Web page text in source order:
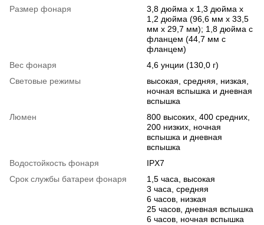
Размер фонаря
3,8 дюйма x 1,3 дюйма x
1,2 дюйма (96,6 мм x 33,5
мм x 29,7 мм); 1,8 дюйма с
фланцем (44,7 мм с
фланцем)
Вес фонаря
4,6 унции (130,0 г)
Световые режимы
высокая, средняя, ​​низкая,
ночная вспышка и дневная
вспышка
Люмен
800 высоких, 400 средних,
200 низких, ночная
вспышка и дневная
вспышка
Водостойкость фонаря
IPX7
Срок службы батареи фонаря
1,5 часа, высокая
3 часа, средняя
6 часов, низкая
25 часов, дневная вспышка
6 часов, ночная вспышка